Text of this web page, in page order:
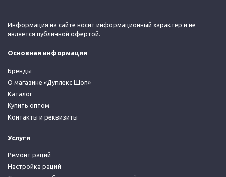
Информация на сайте носит информационный характер и не
является публичной офертой.
Основная информация
Бренды
О магазине «Дуплекс Шоп»
Каталог
Купить оптом
Контакты и реквизиты
Услуги
Ремонт раций
Настройка раций